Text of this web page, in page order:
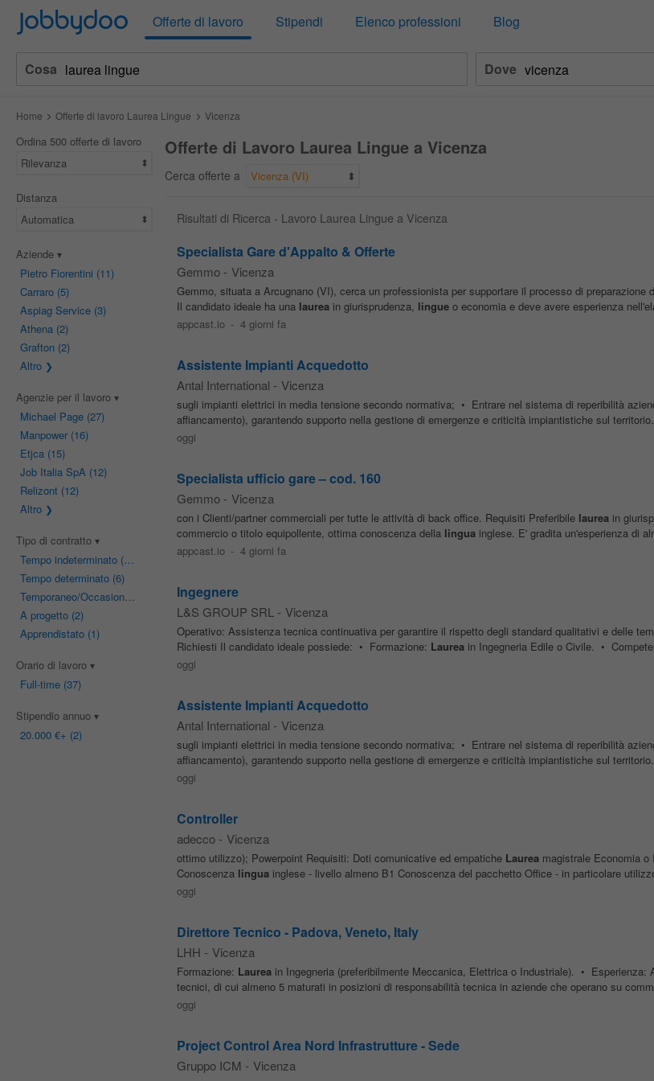
Jobbydoo Offerte di lavoro Stipendi Elenco professioni Blog
Cosa Dove
Home Offerte di lavoro Laurea Lingue Vicenza
Ordina 500 offerte di lavoro
Rilevanza
Distanza
Automatica
Aziende
Pietro Fiorentini (11)
Carraro(5)
Aspiag Service(3)
Athena(2)
Grafton(2)
Altro
Agenzie per il lavoro
Michael Page(27)
Manpower(16)
Etjca(15)
Job Italia SpA(12)
Relizont(12)
Altro
Tipo di contratto
Tempo indeterminato(22)
Tempo determinato(6)
Temporaneo/Occasionale
A progetto(2)
Apprendistato(1)
Orario di lavoro
Full-time(37)
Stipendio annuo
20.000 €+ (2)
Offerte di Lavoro Laurea Lingue a Vicenza
Cerca offerte a Vicenza (VI)
Risultati di Ricerca - Lavoro Laurea Lingue a Vicenza
Specialista Gare d'Appalto & Offerte
Gemmo - Vicenza
Gemmo, situata a Arcugnano (VI), cerca un professionista per supportare il processo di preparazione
Il candidato ideale ha una laureain giurisprudenza, lingueo economia e deve avere esperienza
appcast.io - 4 giorni fa
Assistente Impianti Acquedotto
Antal International - Vicenza
sugli impianti elettrici in media tensione secondo normativa; • Entrare nel sistema di reperibilità
affiancamento), garantendo supporto nella gestione di emergenze e criticità impiantistiche sul
oggi
Specialista ufficio gare – cod. 160
Gemmo - Vicenza
con i Clienti/partner commerciali per tutte le attività di back office. Requisiti Preferibile laureain
commercio o titolo equipollente, ottima conoscenza della linguainglese. E' gradita un'esperienza di
appcast.io - 4 giorni fa
Ingegnere
L&S GROUP SRL - Vicenza
Operativo: Assistenza tecnica continuativa per garantire il rispetto degli standard qualitativi e delle
Richiesti Il candidato ideale possiede: • Formazione: Laureain Ingegneria Edile o Civile. •
oggi
Assistente Impianti Acquedotto
Antal International - Vicenza
sugli impianti elettrici in media tensione secondo normativa; • Entrare nel sistema di reperibilità
affiancamento), garantendo supporto nella gestione di emergenze e criticità impiantistiche sul
oggi
Controller
adecco - Vicenza
ottimo utilizzo); Powerpoint Requisiti: Doti comunicative ed empatiche Laureamagistrale Economia o
Conoscenza linguainglese - livello almeno B1 Conoscenza del pacchetto Office - in particolare
oggi
Direttore Tecnico - Padova, Veneto, Italy
LHH - Vicenza
Formazione: Laureain Ingegneria (preferibilmente Meccanica, Elettrica o Industriale). • Esperienza:
tecnici, di cui almeno 5 maturati in posizioni di responsabilità tecnica in aziende che operano su
oggi
Project Control Area Nord Infrastrutture - Sede
Gruppo ICM - Vicenza